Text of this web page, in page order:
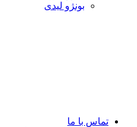
بونژو لیدی
تماس با ما